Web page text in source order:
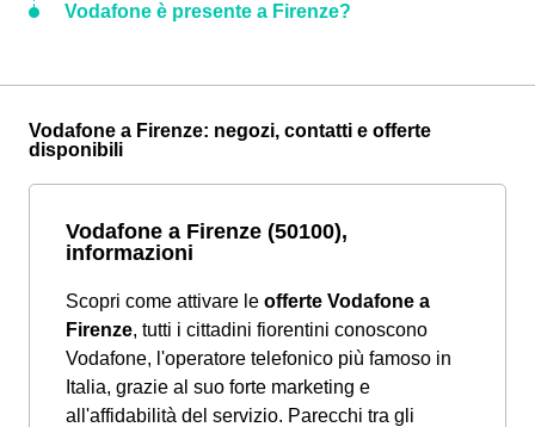
Vodafone è presente a Firenze?
Vodafone a Firenze: negozi, contatti e offerte
disponibili
Vodafone a Firenze (50100),
informazioni
Scopri come attivare le offerte Vodafone a
Firenze, tutti i cittadini fiorentini conoscono
Vodafone, l'operatore telefonico più famoso in
Italia, grazie al suo forte marketing e
all'affidabilità del servizio. Parecchi tra gli